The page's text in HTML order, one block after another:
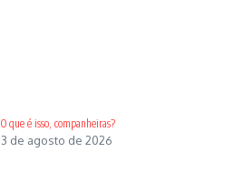
O que é isso, companheiras?
3 de agosto de 2026